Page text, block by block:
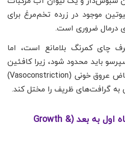
موجود در زرده تخم‌مرغ برای
درمال ضروری است.
چای کمرنگ بلامانع است، اما
باید محدود شود، زیرا کافئین
بالا می‌تواند باعث انقباض عروق خونی (Vasoconstriction)
به گرافت‌های ظریف را مختل کند.
۳. فاز رشد و نگهداری: ماه اول به بعد (Growth &